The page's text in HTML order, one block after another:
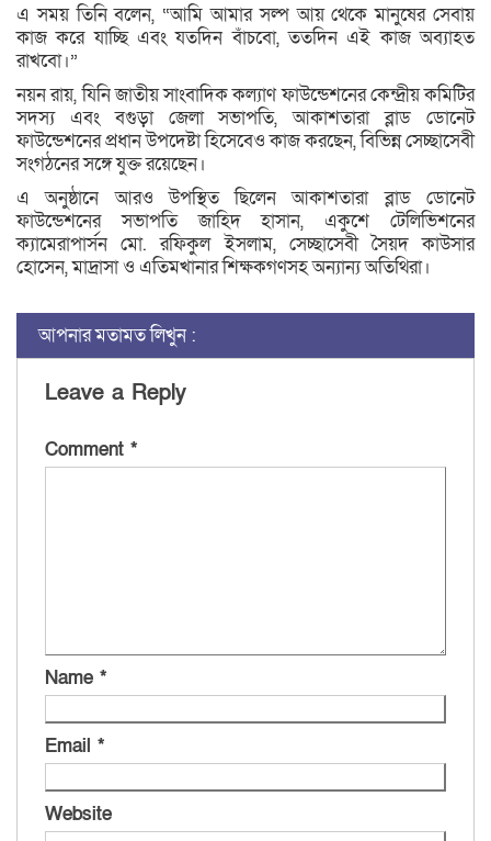
এ সময় তিনি বলেন, “আমি আমার সল্প আয় থেকে মানুষের সেবায়
কাজ করে যাচ্ছি এবং যতদিন বাঁচবো, ততদিন এই কাজ অব্যাহত
রাখবো।”
নয়ন রায়, যিনি জাতীয় সাংবাদিক কল্যাণ ফাউন্ডেশনের কেন্দ্রীয় কমিটির
সদস্য এবং বগুড়া জেলা সভাপতি, আকাশতারা ব্লাড ডোনেট
ফাউন্ডেশনের প্রধান উপদেষ্টা হিসেবেও কাজ করছেন, বিভিন্ন সেচ্ছাসেবী
সংগঠনের সঙ্গে যুক্ত রয়েছেন।
এ অনুষ্ঠানে আরও উপস্থিত ছিলেন আকাশতারা ব্লাড ডোনেট
ফাউন্ডেশনের সভাপতি জাহিদ হাসান, একুশে টেলিভিশনের
ক্যামেরাপার্সন মো. রফিকুল ইসলাম, সেচ্ছাসেবী সৈয়দ কাউসার
হোসেন, মাদ্রাসা ও এতিমখানার শিক্ষকগণসহ অন্যান্য অতিথিরা।
আপনার মতামত লিখুন :
Leave a Reply
Comment *
Name *
Email *
Website